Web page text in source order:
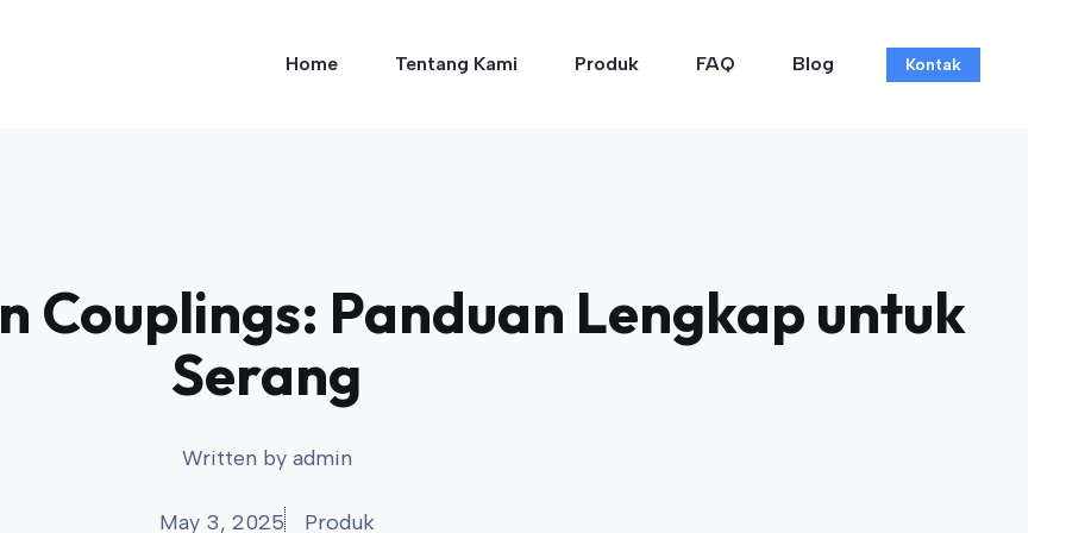
Home Tentang Kami Produk FAQ Blog Kontak
Couplings: Panduan Lengkap untuk
Serang
Written by admin
May 3, 2025 Produk